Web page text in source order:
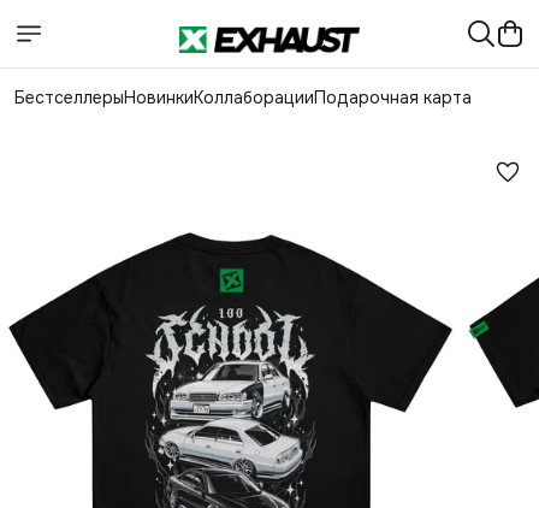
БестселлерыНовинкиКоллаборацииПодарочная карта